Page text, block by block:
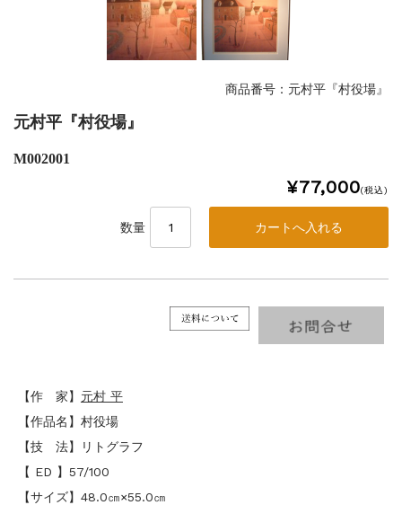
商品番号：元村平『村役場』
元村平『村役場』
M002001
¥77,000(税込)
数量
【作 家】 元村 平
【作品名】村役場
【技 法】リトグラフ
【 ED 】57/100
【サイズ】48.0㎝×55.0㎝